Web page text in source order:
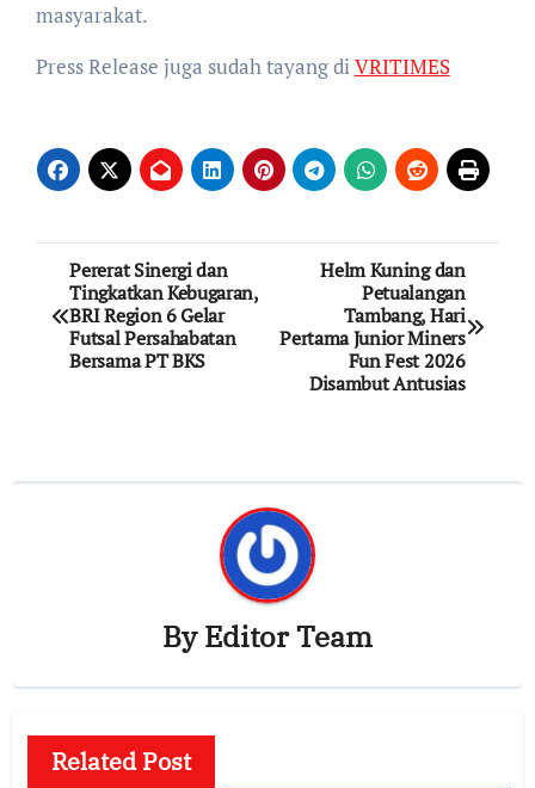
masyarakat.
Press Release juga sudah tayang diVRITIMES
Post
navigation
Pererat Sinergi dan
Tingkatkan Kebugaran,
BRI Region 6 Gelar
Futsal Persahabatan
Bersama PT BKS
Helm Kuning dan
Petualangan
Tambang, Hari
Pertama Junior Miners
Fun Fest 2026
Disambut Antusias
ByEditor Team
Related Post